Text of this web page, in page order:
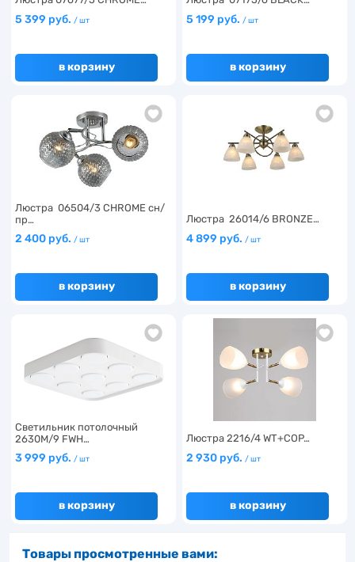
5 399 руб. / шт
в корзину
5 199 руб. / шт
в корзину
Люстра 06504/3 CHROME сн/
пр…
2 400 руб. / шт
в корзину
Люстра 26014/6 BRONZE…
4 899 руб. / шт
в корзину
Светильник потолочный
2630M/9 FWH…
3 999 руб. / шт
в корзину
Люстра 2216/4 WT+COP…
2 930 руб. / шт
в корзину
Товары просмотренные вами: